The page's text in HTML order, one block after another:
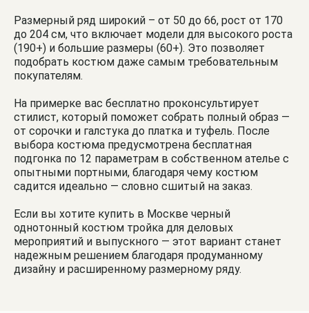
Размерный ряд широкий – от 50 до 66, рост от 170
до 204 см, что включает модели для высокого роста
(190+) и большие размеры (60+). Это позволяет
подобрать костюм даже самым требовательным
покупателям.
На примерке вас бесплатно проконсультирует
стилист, который поможет собрать полный образ —
от сорочки и галстука до платка и туфель. После
выбора костюма предусмотрена бесплатная
подгонка по 12 параметрам в собственном ателье с
опытными портными, благодаря чему костюм
садится идеально — словно сшитый на заказ.
Если вы хотите купить в Москве черный
однотонный костюм тройка для деловых
мероприятий и выпускного — этот вариант станет
надежным решением благодаря продуманному
дизайну и расширенному размерному ряду.